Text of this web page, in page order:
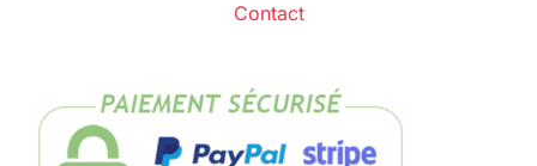
Contact